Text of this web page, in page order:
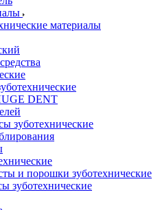
материалы
DENT
зуботехнические
и порошки зуботехнические
зуботехнические